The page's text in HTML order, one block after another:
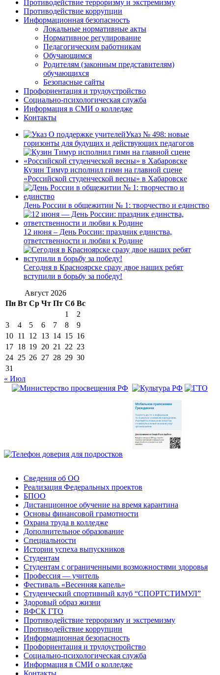
Противодействие терроризму и экстремизму
Противодействие коррупции
Информационная безопасность
Локальные нормативные акты
Нормативное регулирование
Педагогическим работникам
Обучающимся
Родителям (законным представителям)
обучающихся
Безопасные сайты
Профориентация и трудоустройство
Социально-психологическая служба
Информация в СМИ о колледже
Контакты
Указ № 498: новые
горизонты для будущих и действующих педагогов
Кузин Тимур исполнил гимн на главной сцене
«Российской студенческой весны» в Хабаровске
День России в общежитии № 1: творчество и единство
12 июня – День России: праздник единства,
ответственности и любви к Родине
Сегодня в Красноярске сразу двое наших ребят
вступили в борьбу за победу!
Август 2026
Пн Вт Ср Чт Пт Сб Вс
1
2
3
4 5 6 7 8
9
10 11 12 13 14 15 16
17 18 19 20 21 22 23
24 25 26 27 28 29 30
31
« Июл
Сведения об ОО
Реализация Федеральных проектов
БПОО
Дистанционное обучение на время карантина
Основы финансовой грамотности
Охрана труда в колледже
Дополнительное образование
Специальности
Истории успеха выпускников
Студентам
Студентам с ограниченными возможностями здоровья
Профессия — учитель
Фестиваль «Весенняя капель»
Студенческий спортивный клуб “СПОРТСТИМУЛ”
Здоровый образ жизни
ВФСК ГТО
Противодействие терроризму и экстремизму
Противодействие коррупции
Информационная безопасность
Профориентация и трудоустройство
Социально-психологическая служба
Информация в СМИ о колледже
Контакты